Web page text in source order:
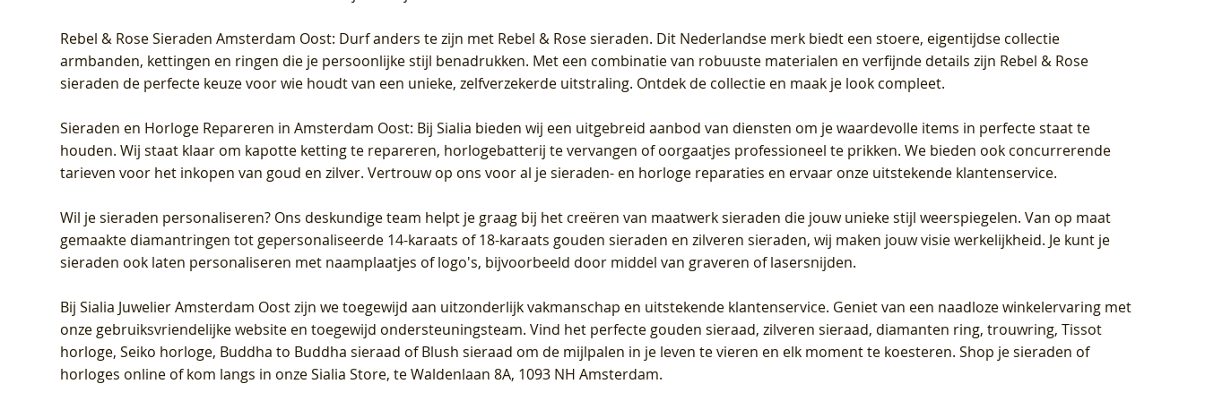
Rebel & Rose Sieraden Amsterdam Oost: Durf anders te zijn met Rebel & Rose sieraden. Dit Nederlandse merk biedt een stoere, eigentijdse collectie
armbanden, kettingen en ringen die je persoonlijke stijl benadrukken. Met een combinatie van robuuste materialen en verfijnde details zijn Rebel & Rose
sieraden de perfecte keuze voor wie houdt van een unieke, zelfverzekerde uitstraling. Ontdek de collectie en maak je look compleet.
Sieraden en Horloge Repareren in Amsterdam Oost: Bij Sialia bieden wij een uitgebreid aanbod van diensten om je waardevolle items in perfecte staat te
houden. Wij staat klaar om kapotte ketting te repareren, horlogebatterij te vervangen of oorgaatjes professioneel te prikken. We bieden ook concurrerende
tarieven voor het inkopen van goud en zilver. Vertrouw op ons voor al je sieraden- en horloge reparaties en ervaar onze uitstekende klantenservice.
Wil je sieraden personaliseren? Ons deskundige team helpt je graag bij het creëren van maatwerk sieraden die jouw unieke stijl weerspiegelen. Van op maat
gemaakte diamantringen tot gepersonaliseerde 14-karaats of 18-karaats gouden sieraden en zilveren sieraden, wij maken jouw visie werkelijkheid. Je kunt je
sieraden ook laten personaliseren met naamplaatjes of logo's, bijvoorbeeld door middel van graveren of lasersnijden.
BijSialia Juwelier Amsterdam Oostzijn we toegewijd aan uitzonderlijk vakmanschap en uitstekende klantenservice. Geniet van een naadloze winkelervaring met
onze gebruiksvriendelijke website en toegewijd ondersteuningsteam. Vind het perfecte gouden sieraad, zilveren sieraad, diamanten ring, trouwring, Tissot
horloge, Seiko horloge, Buddha to Buddha sieraad of Blush sieraad om de mijlpalen in je leven te vieren en elk moment te koesteren. Shop je sieraden of
horloges online of kom langs in onze Sialia Store, te Waldenlaan 8A, 1093 NH Amsterdam.